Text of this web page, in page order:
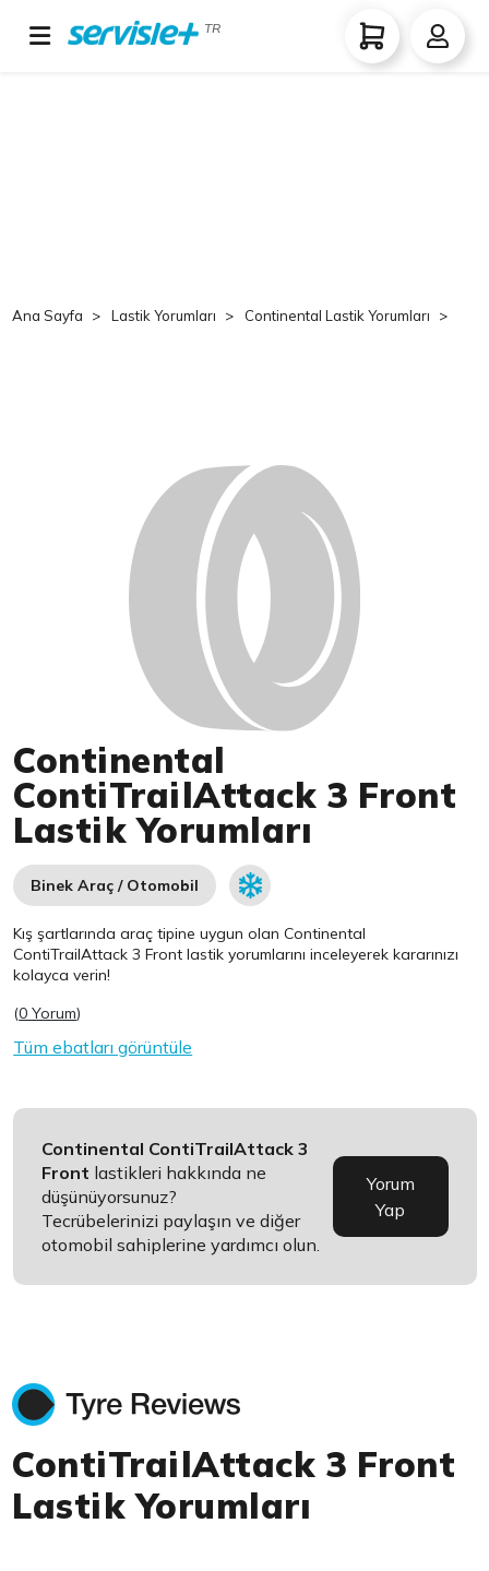
TR
Ana Sayfa Lastik Yorumları Continental Lastik Yorumları
Continental
ContiTrailAttack 3 Front
Lastik Yorumları
Binek Araç / Otomobil
Kış şartlarında araç tipine uygun olanContinental
ContiTrailAttack 3 Front lastik yorumlarını inceleyerek kararınızı
kolayca verin!
(0 Yorum)
Tüm ebatları görüntüle
Continental ContiTrailAttack 3
Front lastikleri hakkında ne
düşünüyorsunuz?
Tecrübelerinizi paylaşın ve diğer
otomobil sahiplerine yardımcı olun.
Yorum
Yap
ContiTrailAttack 3 Front
Lastik Yorumları